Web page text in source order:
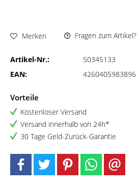
Merken Fragen zum Artikel?
Artikel-Nr.:
50345133
EAN:
4260405983896
Vorteile
Kostenloser Versand
Versand innerhalb von 24h*
30 Tage Geld-Zurück-Garantie